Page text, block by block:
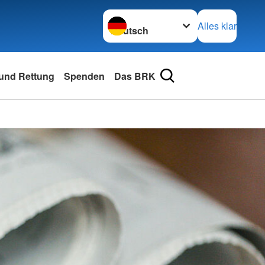
Sprache wechseln zu
Alles klar
Rettung Spenden Das BRK